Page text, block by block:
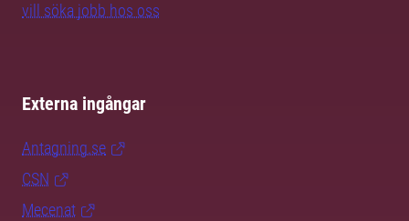
vill söka jobb hos oss
Externa ingångar
Antagning.se
CSN
Mecenat